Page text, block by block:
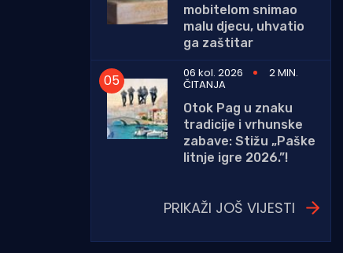
mobitelom snimao
malu djecu, uhvatio
ga zaštitar
06 kol. 2026
2 MIN.
ČITANJA
Otok Pag u znaku
tradicije i vrhunske
zabave: Stižu „Paške
litnje igre 2026.”!
PRIKAŽI JOŠ VIJESTI